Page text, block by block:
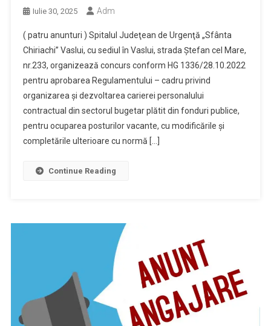
Iulie 30, 2025 Adm
( patru anunturi ) Spitalul Judeţean de Urgenţă „Sfânta
Chiriachi” Vaslui, cu sediul în Vaslui, strada Ştefan cel Mare,
nr.233, organizează concurs conform HG 1336/28.10.2022
pentru aprobarea Regulamentului – cadru privind
organizarea şi dezvoltarea carierei personalului
contractual din sectorul bugetar plătit din fonduri publice,
pentru ocuparea posturilor vacante, cu modificările şi
completările ulterioare cu normă […]
Continue Reading